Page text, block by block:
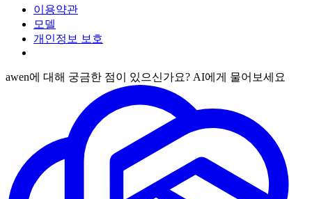
이용약관
모델
개인정보 보호
awen에 대해 궁금한 점이 있으신가요? AI에게 물어보세요